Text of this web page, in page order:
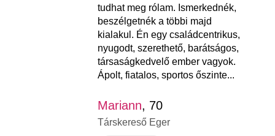
tudhat meg rólam. Ismerkednék,
beszélgetnék a többi majd
kialakul. Én egy családcentrikus,
nyugodt, szerethető, barátságos,
társaságkedvelő ember vagyok.
Ápolt, fiatalos, sportos őszinte...
Mariann, 70
Társkereső Eger